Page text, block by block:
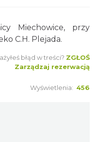
Miechowice, przy
C.H. Plejada.
błąd w treści? ZGŁOŚ
Zarządzaj rezerwacją
Wyświetlenia: 456